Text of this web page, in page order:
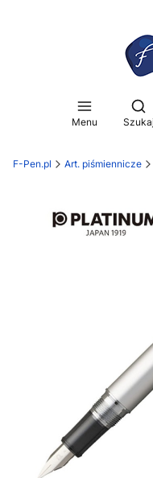
Menu Szukaj
F-Pen.pl Art. piśmiennicze